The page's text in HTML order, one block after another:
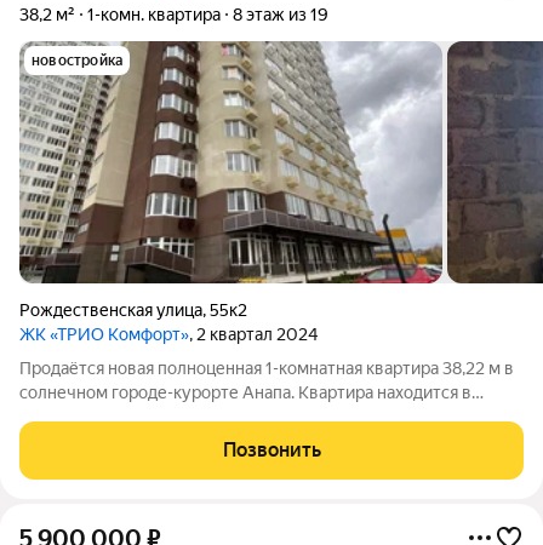
38,2 м² 1-комн. квартира 8 этаж из 19
новостройка
Рождественская улица,55к2
ЖК «ТРИО Комфорт», 2 квартал 2024
Продаётся новая полноценная 1-комнатная квартира 38,22 м в
солнечном городе-курорте Анапа. Квартира находится в
Комната 16 м, кухня 11,3 м, лоджия 3,6 м, с/у 3,6 м Квартира
продается в черновой
Позвонить
5 900 000 ₽